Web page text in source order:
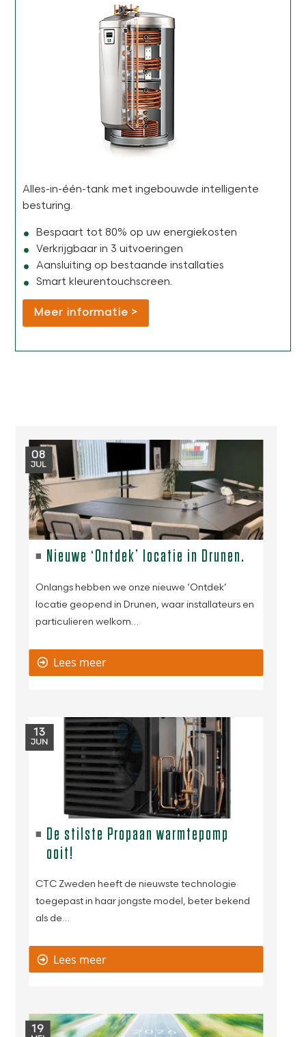
Alles-in-één-tank met ingebouwde intelligente
besturing.
Bespaart tot 80% op uw energiekosten
Verkrijgbaar in 3 uitvoeringen
Aansluiting op bestaande installaties
Smart kleurentouchscreen.
Meer informatie
08
JUL
Nieuwe ‘Ontdek’ locatie in Drunen.
Onlangs hebben we onze nieuwe ‘Ontdek’
locatie geopend in Drunen, waar installateurs en
particulieren welkom…
Lees meer
13
JUN
De stilste Propaan warmtepomp
ooit!
CTC Zweden heeft de nieuwste technologie
toegepast in haar jongste model, beter bekend
als de…
Lees meer
19